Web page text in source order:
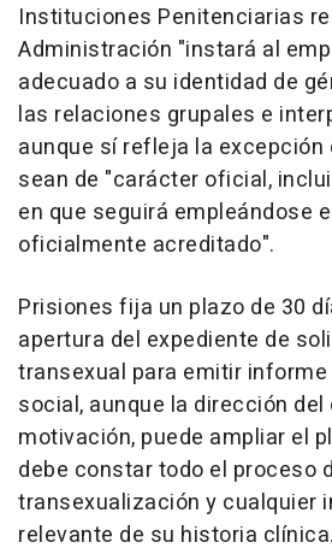
Instituciones Penitenciarias
Administración "instará al
adecuado a su identidad de
las relaciones grupales e
aunque sí refleja la excepción
sean de "carácter oficial,
en que seguirá empleándose
oficialmente acreditado".
Prisiones fija un plazo de 30
apertura del expediente de
transexual para emitir
social, aunque la dirección del
motivación, puede ampliar el
debe constar todo el proceso
transexualización y cualquier
relevante de su historia clínica.